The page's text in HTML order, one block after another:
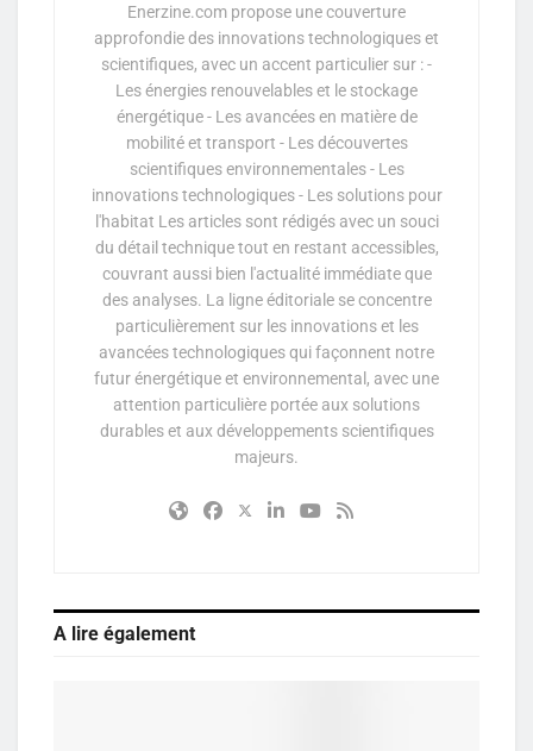
Enerzine.com propose une couverture
approfondie des innovations technologiques et
scientifiques, avec un accent particulier sur : -
Les énergies renouvelables et le stockage
énergétique - Les avancées en matière de
mobilité et transport - Les découvertes
scientifiques environnementales - Les
innovations technologiques - Les solutions pour
l'habitat Les articles sont rédigés avec un souci
du détail technique tout en restant accessibles,
couvrant aussi bien l'actualité immédiate que
des analyses. La ligne éditoriale se concentre
particulièrement sur les innovations et les
avancées technologiques qui façonnent notre
futur énergétique et environnemental, avec une
attention particulière portée aux solutions
durables et aux développements scientifiques
majeurs.
A lire également